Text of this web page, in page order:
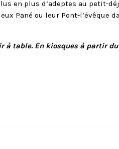
en plus d’adeptes au petit-
Pané ou leur Pont-l’évêque
table. En kiosques à partir du